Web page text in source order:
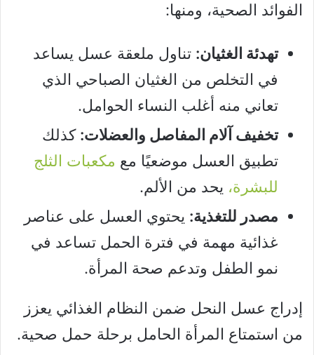
الفوائد الصحية، ومنها:
تهدئة الغثيان: تناول ملعقة عسل يساعد
في التخلص من الغثيان الصباحي الذي
تعاني منه أغلب النساء الحوامل.
تخفيف آلام المفاصل والعضلات: كذلك
تطبيق العسل موضعيًا مع مكعبات الثلج
للبشرة، يحد من الألم.
مصدر للتغذية: يحتوي العسل على عناصر
غذائية مهمة في فترة الحمل تساعد في
نمو الطفل وتدعم صحة المرأة.
إدراج عسل النحل ضمن النظام الغذائي يعزز
من استمتاع المرأة الحامل برحلة حمل صحية.